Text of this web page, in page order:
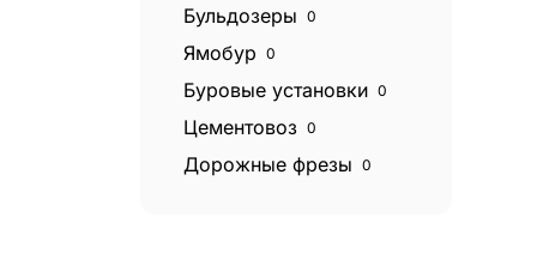
Бульдозеры 0
Ямобур 0
Буровые установки 0
Цементовоз 0
Дорожные фрезы 0